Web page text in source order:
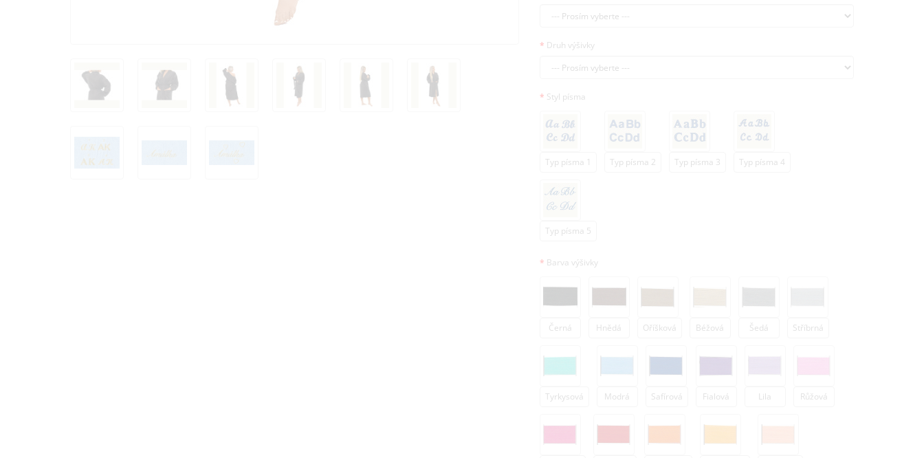
Druh výšivky
Styl písma
Typ písma 1 Typ písma 2 Typ písma 3 Typ písma 4
Typ písma 5
Barva výšivky
Černá Hnědá Oříšková Béžová Šedá Stříbrná
Tyrkysová Modrá Safírová Fialová Lila Růžová